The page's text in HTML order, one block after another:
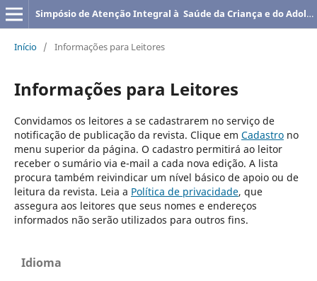
Simpósio de Atenção Integral à Saúde da Criança e do Adolescente
Início / Informações para Leitores
Informações para Leitores
Convidamos os leitores a se cadastrarem no serviço de
notificação de publicação da revista. Clique em Cadastrono
menu superior da página. O cadastro permitirá ao leitor
receber o sumário via e-mail a cada nova edição. A lista
procura também reivindicar um nível básico de apoio ou de
leitura da revista. Leia a Política de privacidade, que
assegura aos leitores que seus nomes e endereços
informados não serão utilizados para outros fins.
Idioma